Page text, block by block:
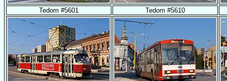
Tedom #5601 Tedom #5610